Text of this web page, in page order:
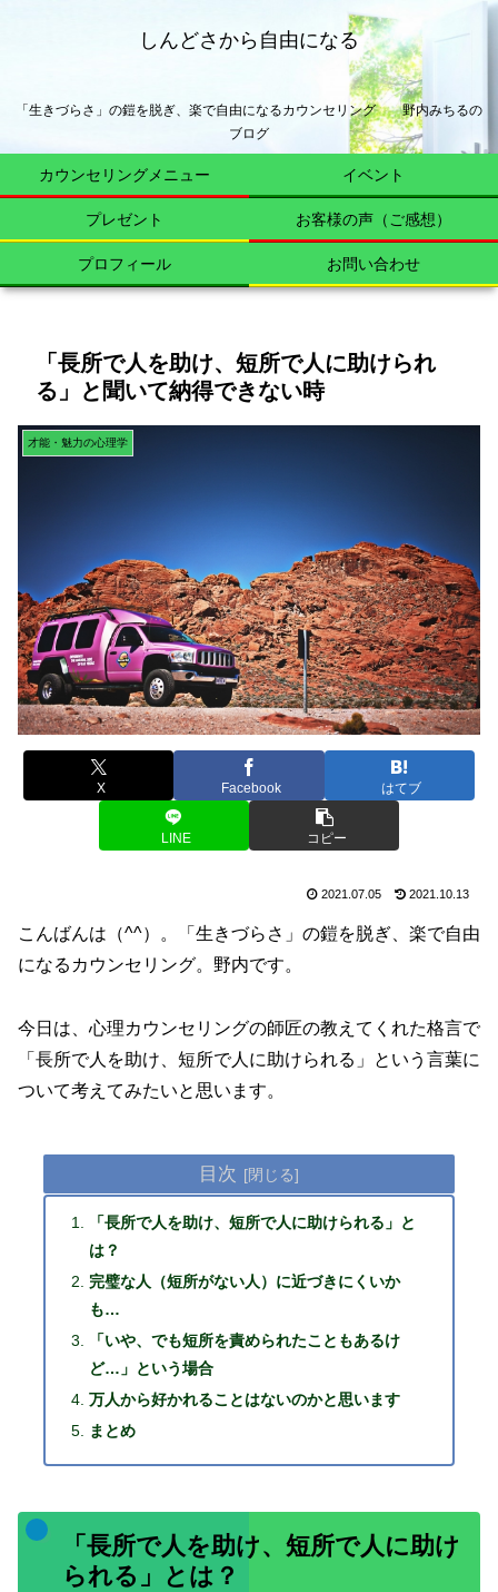
しんどさから自由になる
「生きづらさ」の鎧を脱ぎ、楽で自由になるカウンセリング 野内みちるの
ブログ
カウンセリングメニュー イベント
プレゼント お客様の声（ご感想）
プロフィール お問い合わせ
「長所で人を助け、短所で人に助けられ
る」と聞いて納得できない時
才能・魅力の心理学
X Facebook はてブ
LINE コピー
2021.07.05 2021.10.13
こんばんは（^^）。「生きづらさ」の鎧を脱ぎ、楽で自由
になるカウンセリング。野内です。
今日は、心理カウンセリングの師匠の教えてくれた格言で
「長所で人を助け、短所で人に助けられる」という言葉に
ついて考えてみたいと思います。
目次
「長所で人を助け、短所で人に助けられる」と
は？
完璧な人（短所がない人）に近づきにくいか
も…
「いや、でも短所を責められたこともあるけ
ど…」という場合
万人から好かれることはないのかと思います
まとめ
「長所で人を助け、短所で人に助け
られる」とは？